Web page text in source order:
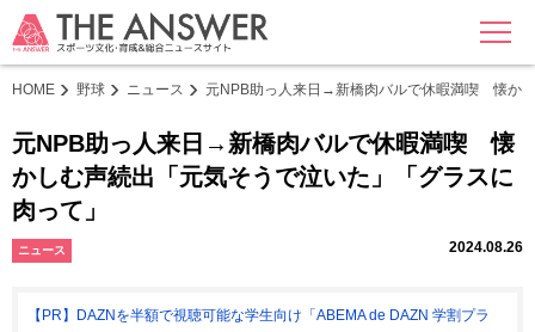
MENU
HOME 野球 ニュース 元NPB助っ人来日→新橋肉バルで休暇満喫 懐か
元NPB助っ人来日→新橋肉バルで休暇満喫 懐
かしむ声続出「元気そうで泣いた」「グラスに
肉って」
ニュース 2024.08.26
【PR】DAZNを半額で視聴可能な学生向け「ABEMA de DAZN 学割プラ